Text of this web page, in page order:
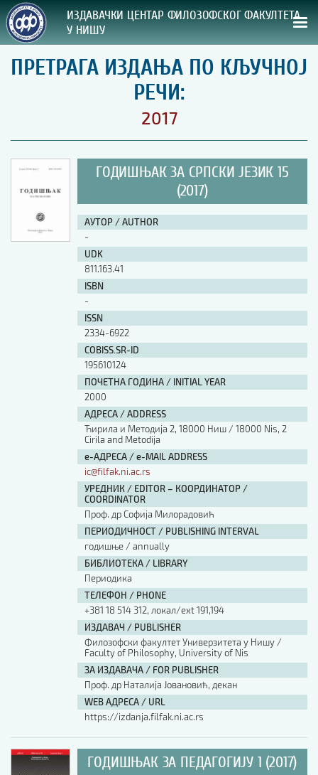
ИЗДАВАЧКИ ЦЕНТАР ФИЛОЗОФСКОГ ФАКУЛТЕТА
У НИШУ
СВА НАША ИЗДАЊА
ВРСТА ИЗДАЊА:
ПРЕГЛЕД
УПУТСТВА
УПУТСТВА
Правилник о издавачкој делатности
Упутство ауторима
Упутство уредницима
Изјава о ауторству
Изјава о лектури
Изјава о коришћењу ауторског дела
Упутство за бирање лиценце
Уговор са аутором
Шаблон прве стране и импресума [B5, ћир]
Шаблон прве стране и импресума [B5, лат]
Шаблон прве стране и импресума [B5, енг]
Етички кодекс
ПРЕТРАГА ИЗДАЊА
Наслов или део наслова
АУТОР / AUTHOR
ISBN
ПРЕТРАГА ИЗДАЊА ПО КЉУЧНОЈ
РЕЧИ:
2017
ГОДИШЊАК ЗА СРПСКИ ЈЕЗИК 15
(2017)
АУТОР / AUTHOR
-
UDK
811.163.41
ISBN
-
ISSN
2334-6922
COBISS.SR-ID
195610124
ПОЧЕТНА ГОДИНА / INITIAL YEAR
2000
АДРЕСА / ADDRESS
Ћирила и Методија 2, 18000 Ниш / 18000 Nis, 2
Cirila and Metodija
е-АДРЕСА / e-MAIL ADDRESS
ic@filfak.ni.ac.rs
УРЕДНИК / EDITOR – КООРДИНАТОР /
COORDINATOR
Проф. др Софија Милорадовић
ПЕРИОДИЧНОСТ / PUBLISHING INTERVAL
годишње / annually
БИБЛИОТЕКА / LIBRARY
Периодика
ТЕЛЕФОН / PHONE
+381 18 514 312, локал/ext 191,194
ИЗДАВАЧ / PUBLISHER
Филозофски факултет Универзитета у Нишу /
Faculty of Philosophy, University of Nis
ЗА ИЗДАВАЧА / FOR PUBLISHER
Проф. др Наталија Јовановић, декан
WEB АДРЕСА / URL
https://izdanja.filfak.ni.ac.rs
ГОДИШЊАК ЗА ПЕДАГОГИЈУ 1 (2017)